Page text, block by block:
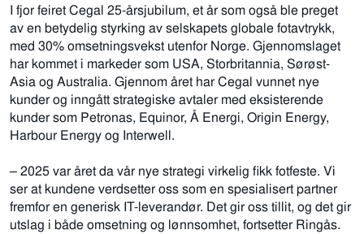
I fjor feiret Cegal 25-årsjubilum, et år som også ble preget
av en betydelig styrking av selskapets globale fotavtrykk,
med 30% omsetningsvekst utenfor Norge. Gjennomslaget
har kommet i markeder som USA, Storbritannia, Sørøst-
Asia og Australia. Gjennom året har Cegal vunnet nye
kunder og inngått strategiske avtaler med eksisterende
kunder som Petronas, Equinor, Å Energi, Origin Energy,
Harbour Energy og Interwell.
– 2025 var året da vår nye strategi virkelig fikk fotfeste. Vi
ser at kundene verdsetter oss som en spesialisert partner
fremfor en generisk IT-leverandør. Det gir oss tillit, og det gir
utslag i både omsetning og lønnsomhet, fortsetter Ringås.